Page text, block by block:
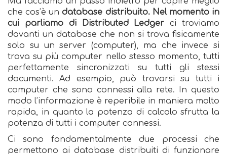
che cos’è undatabase distribuito. Nel momento in
cui parliamo di Distributed Ledgerci troviamo
davanti un database che non si trova fisicamente
solo su un server (computer), ma che invece si
trova su più computer nello stesso momento, tutti
perfettamente sincronizzati su tutti gli stessi
documenti. Ad esempio, può trovarsi su tutti i
computer che sono connessi alla rete. In questo
modo l’informazione è reperibile in maniera molto
rapida, in quanto la potenza di calcolo sfrutta la
potenza di tutti i computer connessi.
Ci sono fondamentalmente due processi che
permettono ai database distribuiti di funzionare